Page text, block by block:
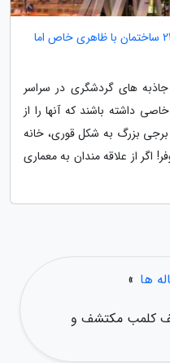
عجیب ترین سازه های معماری جهان؛ 21 ساختمان با ظاهری خاص اما
های گردشگری در سراسر
داشته باشند که آنها را از
برجی بزرگ به شکل قوری، خانه
اگر از علاقه مندان به معماری
ها »
کلمب مکتشف و